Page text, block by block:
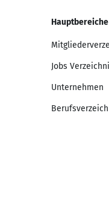
Hauptbereiche
Jobs
Unternehmen